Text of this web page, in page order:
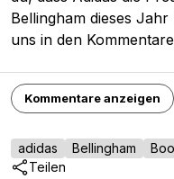
Bellingham dieses
uns in den
Kommentare anzeigen
adidas Bellingham
Teilen